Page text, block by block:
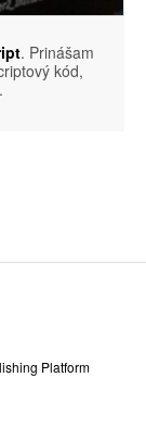
. Prinášam
kód,
Platform